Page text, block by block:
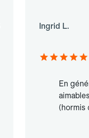
Ingrid L.
En
(hormis